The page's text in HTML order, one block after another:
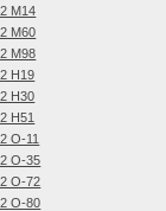
М14
М60
М98
Н19
Н30
Н51
О-11
О-35
О-72
О-80